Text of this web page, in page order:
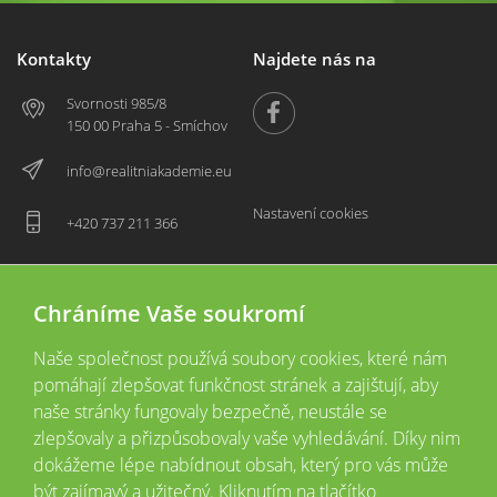
Kontakty
Svornosti 985/8
150 00 Praha 5 - Smíchov
info@realitniakademie.eu
+420 737 211 366
Najdete nás na
Nastavení cookies
2026 © CopyrightVšechna práva vyhrazena
Tyto webové stránky jsou provozovány společností Realitní akademie České
Chráníme Vaše soukromí
Naše společnost používá soubory cookies, které nám
pomáhají zlepšovat funkčnost stránek a zajištují, aby
naše stránky fungovaly bezpečně, neustále se
zlepšovaly a přizpůsobovaly vaše vyhledávání. Díky nim
dokážeme lépe nabídnout obsah, který pro vás může
být zajímavý a užitečný. Kliknutím na tlačítko